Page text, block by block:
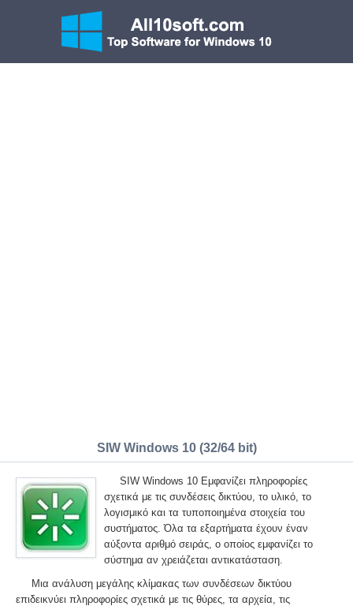
SIW Windows 10 (32/64 bit)
SIW Windows 10 Εμφανίζει πληροφορίες
σχετικά με τις συνδέσεις δικτύου, το υλικό, το
λογισμικό και τα τυποποιημένα στοιχεία του
συστήματος. Όλα τα εξαρτήματα έχουν έναν
αύξοντα αριθμό σειράς, ο οποίος εμφανίζει το
σύστημα αν χρειάζεται αντικατάσταση.
Μια ανάλυση μεγάλης κλίμακας των συνδέσεων δικτύου
επιδεικνύει πληροφορίες σχετικά με τις θύρες, τα αρχεία, τις